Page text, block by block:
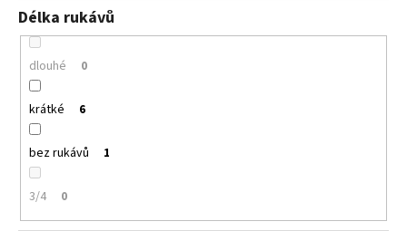
Délka rukávů
dlouhé 0
krátké 6
bez rukávů 1
3/4 0